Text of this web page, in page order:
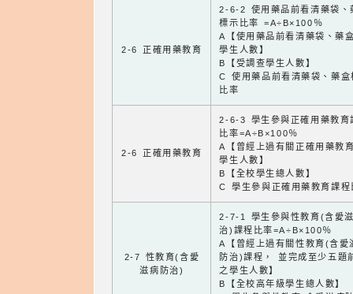
2-6 正確用藥教育
2-6-2 使用藥品前看清藥袋、
標示比率 =A÷B×100％
A【使用藥品前看清藥袋、藥
學生人數】
B【受調查學生人數】
C 使用藥品前看清藥袋、藥盒
比率
2-6 正確用藥教育
2-6-3 學生參與正確用藥教育
比率=A÷B×100％
A【曾經上過有關正確用藥教
學生人數】
B【全校學生總人數】
C 學生參與正確用藥教育課程
2-7 性教育(含愛
滋病防治)
2-7-1 學生參與性教育(含愛
治)課程比率=A÷B×100％
A【曾經上過有關性教育(含愛
防治)課程， 並完成至少五題
之學生人數】
B【全校高年級學生總人數】